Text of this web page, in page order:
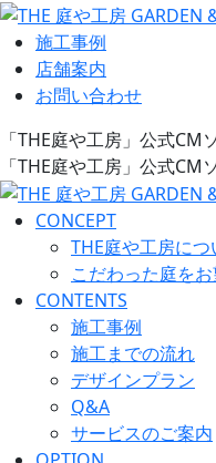
施工事例
店舗案内
お問い合わせ
「THE庭や工房」公式CM
「THE庭や工房」公式CM
CONCEPT
THE庭や工房につ
こだわった庭を
CONTENTS
施工事例
施工までの流れ
デザインプラン
Q&A
サービスのご案内